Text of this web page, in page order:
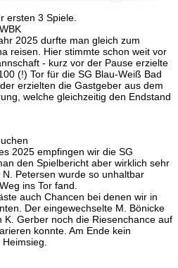
ersten 3 Spiele.
2025 durfte man gleich zum
reisen. Hier stimmte schon weit vor
- kurz vor der Pause erzielte
(!) Tor für die SG Blau-Weiß Bad
erzielten die Gastgeber aus dem
welche gleichzeitig den Endstand
2025 empfingen wir die SG
den Spielbericht aber wirklich sehr
Petersen wurde so unhaltbar
ins Tor fand.
auch Chancen bei denen wir in
Der eingewechselte M. Bönicke
K. Gerber noch die Riesenchance auf
konnte. Am Ende kein